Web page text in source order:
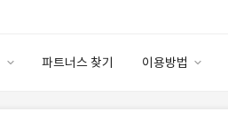
파트너스 찾기 이용방법